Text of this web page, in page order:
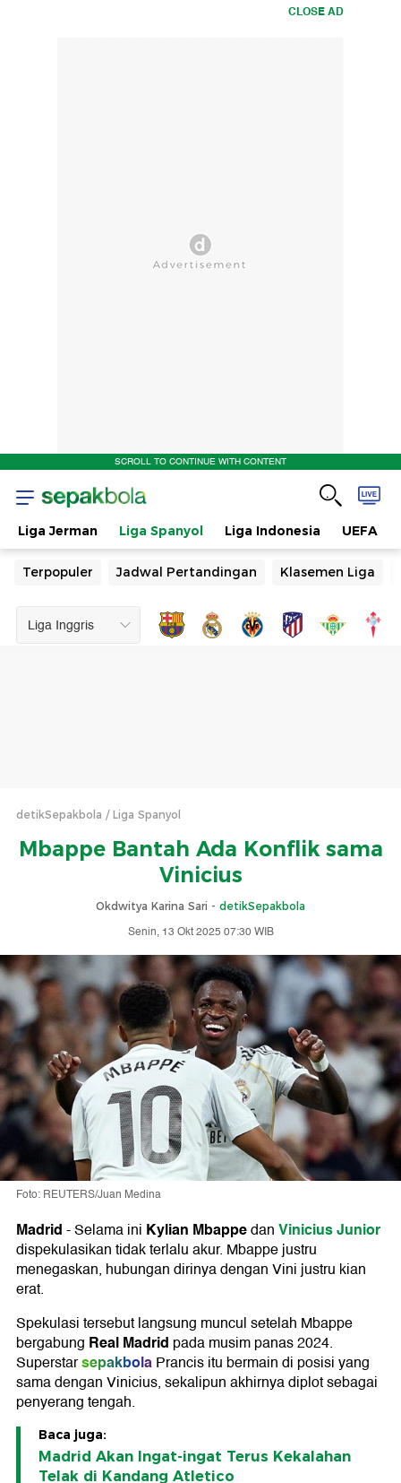
CLOSE AD
SCROLL TO CONTINUE WITH CONTENT
Liga Jerman Liga Spanyol Liga Indonesia UEFA
Terpopuler Jadwal Pertandingan Klasemen Liga
detikSepakbola Liga Spanyol
Mbappe Bantah Ada Konflik sama
Vinicius
Okdwitya Karina Sari - detikSepakbola
Senin, 13 Okt 2025 07:30 WIB
Foto: REUTERS/Juan Medina
Madrid-Selama ini Kylian MbappedanVinicius Junior
dispekulasikan tidak terlalu akur. Mbappe justru
menegaskan, hubungan dirinya dengan Vini justru kian
erat.
Spekulasi tersebut langsung muncul setelah Mbappe
bergabung Real Madrid pada musim panas 2024.
SuperstarsepakbolaPrancis itu bermain di posisi yang
sama dengan Vinicius, sekalipun akhirnya diplot sebagai
penyerang tengah.
Baca juga:
Madrid Akan Ingat-ingat Terus Kekalahan
Telak di Kandang Atletico